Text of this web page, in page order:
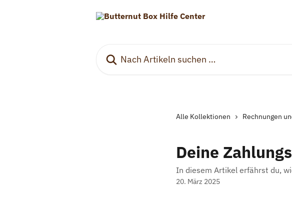
Alle Kollektionen Rechnungen
Deine
In diesem Artikel erfährst du,
20. März 2025